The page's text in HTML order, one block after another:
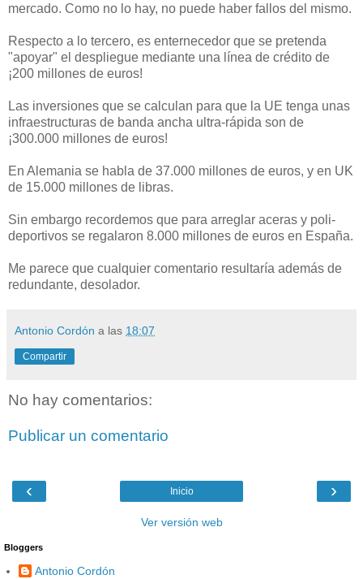
mercado. Como no lo hay, no puede haber fallos del mismo.
Respecto a lo tercero, es enternecedor que se pretenda
"apoyar" el despliegue mediante una línea de crédito de
¡200 millones de euros!
Las inversiones que se calculan para que la UE tenga unas
infraestructuras de banda ancha ultra-rápida son de
¡300.000 millones de euros!
En Alemania se habla de 37.000 millones de euros, y en UK
de 15.000 millones de libras.
Sin embargo recordemos que para arreglar aceras y poli-
deportivos se regalaron 8.000 millones de euros en España.
Me parece que cualquier comentario resultaría además de
redundante, desolador.
Antonio Cordón a las 18:07
Compartir
No hay comentarios:
Publicar un comentario
‹ ›
Inicio
Ver versión web
Bloggers
Antonio Cordón